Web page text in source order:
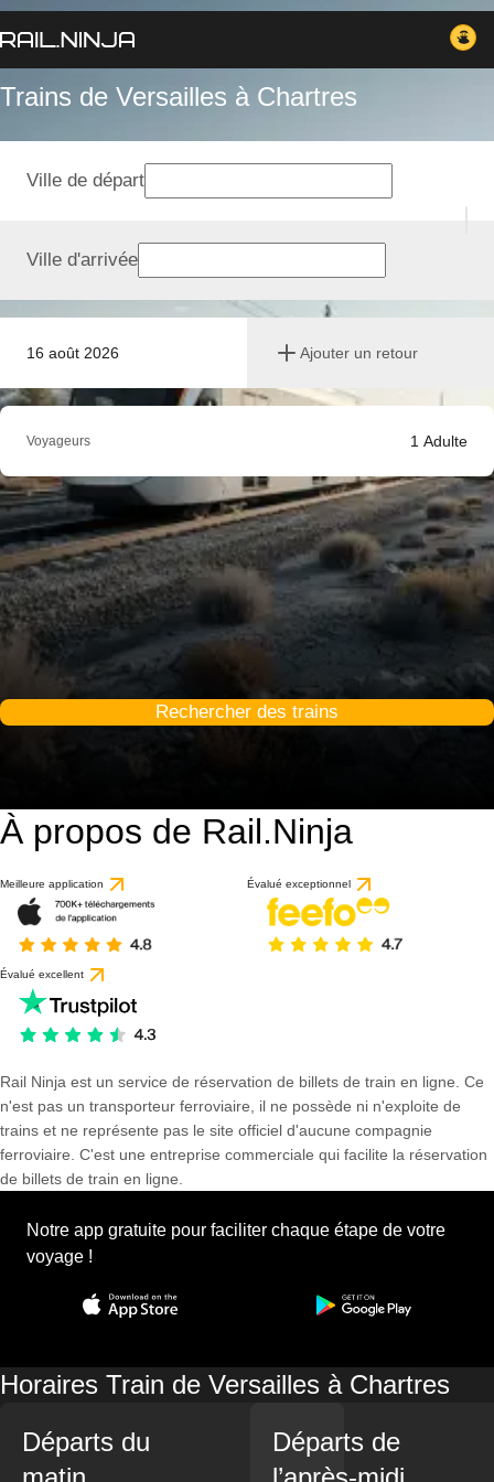
Trains de Versailles à Chartres
16 août 2026 Ajouter un retour
Ville de départ
Ville d'arrivée
Voyageurs 1 Adulte
Rechercher des trains
À propos de Rail.Ninja
Meilleure application Évalué exceptionnel
Évalué excellent
Rail Ninja est un service de réservation de billets de train en ligne. Ce
n'est pas un transporteur ferroviaire, il ne possède ni n'exploite de
trains et ne représente pas le site officiel d'aucune compagnie
ferroviaire. C'est une entreprise commerciale qui facilite la réservation
de billets de train en ligne.
Notre app gratuite pour faciliter chaque étape de votre
voyage !
Horaires Train de Versailles à Chartres
Départs du
Départs de
basé sur 1 avis